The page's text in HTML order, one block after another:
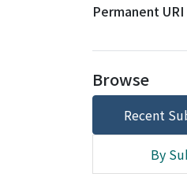
Permanent
Browse
Recent
By